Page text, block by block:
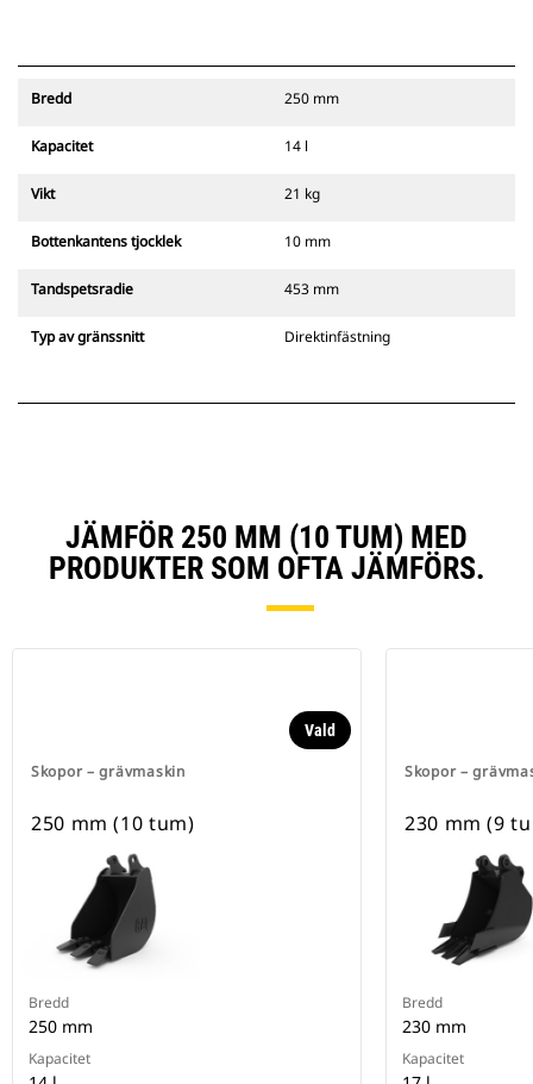
Bredd 250 mm
Kapacitet 14 l
Vikt 21 kg
Bottenkantens tjocklek 10 mm
Tandspetsradie 453 mm
Typ av gränssnitt Direktinfästning
JÄMFÖR 250 MM (10 TUM) MED
PRODUKTER SOM OFTA JÄMFÖRS.
Skopor – grävmaskin
Vald
250 mm (10 tum)
Bredd
250 mm
Kapacitet
Skopor –
230 mm (9
Bredd
230 mm
Kapacitet